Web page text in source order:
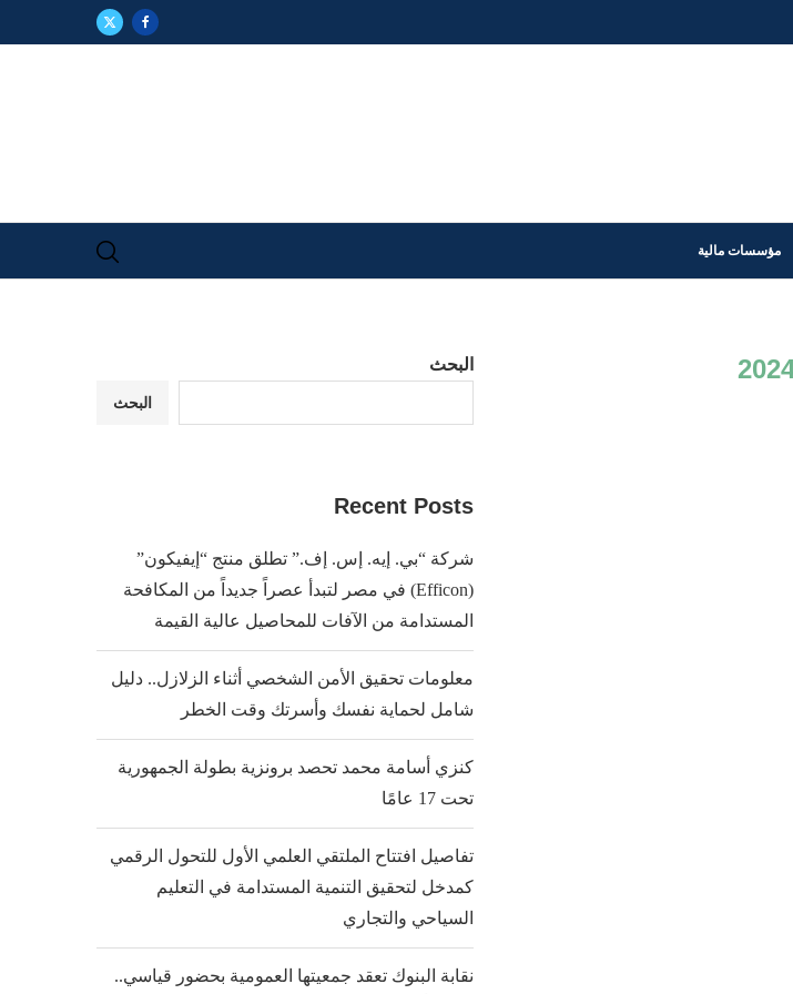
مؤسسات مالية
البحث
البحث
Recent Posts
شركة “بي. إيه. إس. إف.” تطلق منتج “إيفيكون”
(Efficon) في مصر لتبدأ عصراً جديداً من المكافحة
المستدامة من الآفات للمحاصيل عالية القيمة
معلومات تحقيق الأمن الشخصي أثناء الزلازل.. دليل
شامل لحماية نفسك وأسرتك وقت الخطر
كنزي أسامة محمد تحصد برونزية بطولة الجمهورية
تحت 17 عامًا
تفاصيل افتتاح الملتقي العلمي الأول للتحول الرقمي
كمدخل لتحقيق التنمية المستدامة في التعليم
السياحي والتجاري
نقابة البنوك تعقد جمعيتها العمومية بحضور قياسي..